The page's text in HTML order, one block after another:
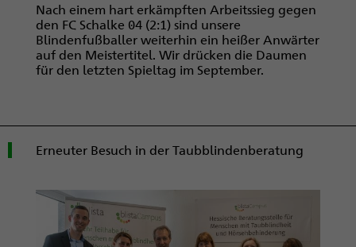
Nach einem hart erkämpften Arbeitssieg gegen
den FC Schalke 04 (2:1) sind unsere
Blindenfußballer weiterhin ein heißer Anwärter
auf den Meistertitel. Wir drücken die Daumen
für den letzten Spieltag im September.
Erneuter Besuch in der Taubblindenberatung